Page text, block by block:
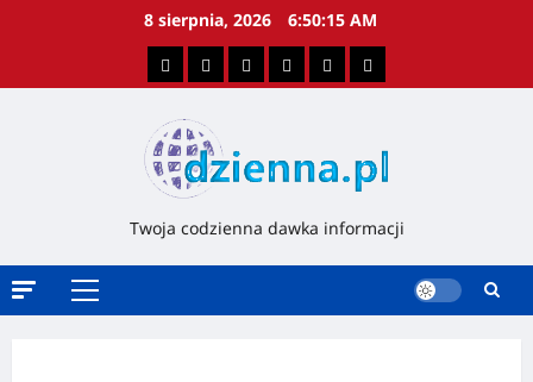
8 sierpnia, 2026 6:50:15 AM
Twoja codzienna dawka informacji